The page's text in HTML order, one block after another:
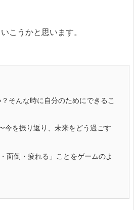
こうかと思います。
そんな時に自分のためにできるこ
を振り返り、未来をどう過ごす
倒・疲れる」ことをゲームのよ